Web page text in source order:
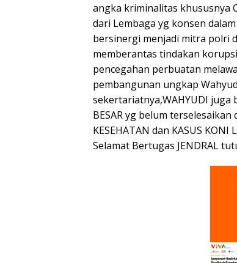
angka kriminalitas khususnya
dari Lembaga yg konsen
bersinergi menjadi mitra polri
memberantas tindakan
pencegahan perbuatan
pembangunan ungkap
sekertariatnya,WAHYUDI juga
BESAR yg belum terselesaikan
KESEHATAN dan KASUS KONI
Selamat Bertugas JENDRAL